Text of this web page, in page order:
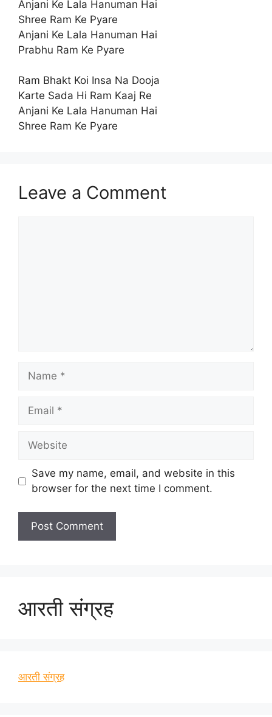
Anjani Ke Lala Hanuman Hai
Shree Ram Ke Pyare
Anjani Ke Lala Hanuman Hai
Prabhu Ram Ke Pyare
Ram Bhakt Koi Insa Na Dooja
Karte Sada Hi Ram Kaaj Re
Anjani Ke Lala Hanuman Hai
Shree Ram Ke Pyare
Leave a Comment
Name
Email
Website
Save my name, email, and website in this
browser for the next time I comment.
आरती संग्रह
आरती संग्रह